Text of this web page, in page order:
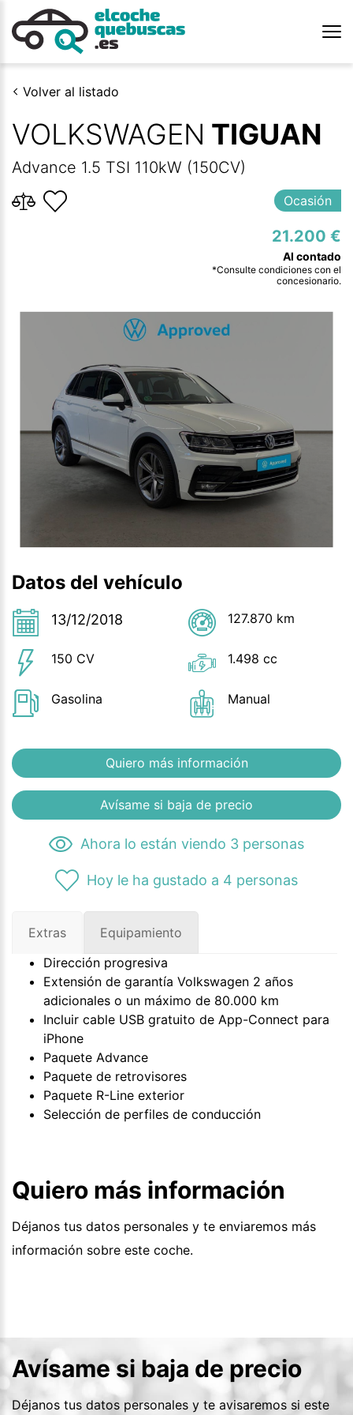
Volver al listado
VOLKSWAGEN TIGUAN
Advance 1.5 TSI 110kW (150CV)
Ocasión
21.200 €
*Consulte condiciones con el
concesionario.
Datos del vehículo
13/12/2018 127.870 km
150 CV 1.498 cc
Gasolina Manual
Quiero más información
Avísame si baja de precio
Ahora lo están viendo 3 personas
Hoy le ha gustado a 4 personas
Extras
Equipamiento
Dirección progresiva
Extensión de garantía Volkswagen 2 años
adicionales o un máximo de 80.000 km
Incluir cable USB gratuito de App-Connect para
iPhone
Paquete Advance
Paquete de retrovisores
Paquete R-Line exterior
Selección de perfiles de conducción
Quiero más información
Déjanos tus datos personales y te enviaremos más
información sobre este coche.
Avísame si baja de precio
Déjanos tus datos personales y te avisaremos si este